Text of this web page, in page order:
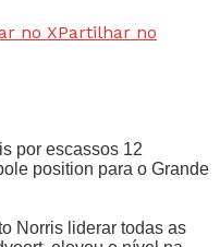
no XPartilhar no
por escassos 12
position para o Grande
Norris liderar todas as